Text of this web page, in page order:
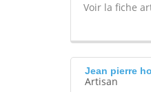
Voir la fiche
Jean pierre
Artisan